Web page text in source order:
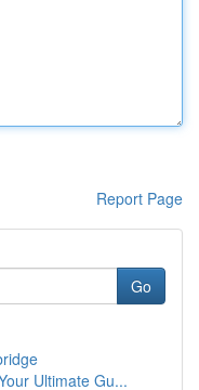
Report Page
Go
Ultimate Gu...